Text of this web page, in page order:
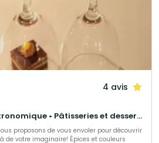
4 avis
Wedding Cake • Gastronomique • Pâtisseries et desserts
proposons de vous envoler pour découvrir
de votre imaginaire! Épices et couleurs